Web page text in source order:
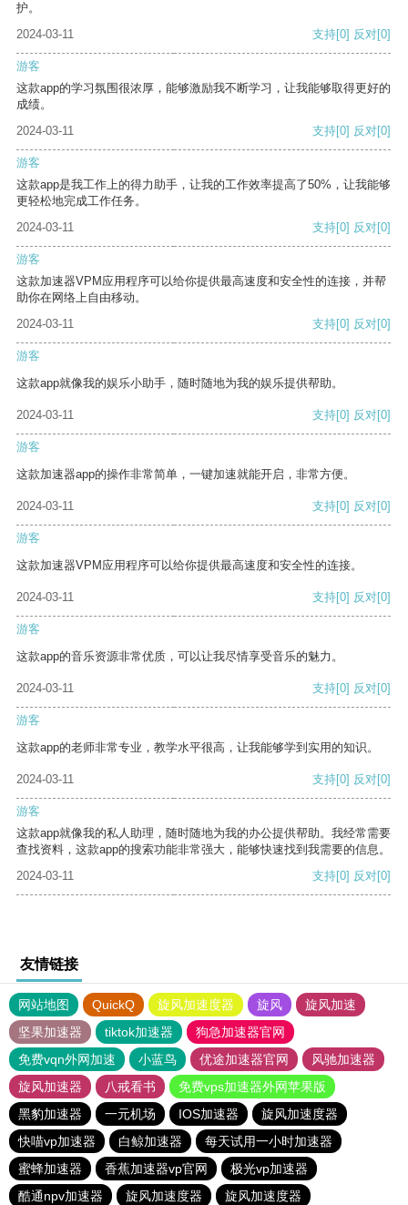
护。
2024-03-11
支持[0] 反对[0]
游客
这款app的学习氛围很浓厚，能够激励我不断学习，让我能够取得更好的
成绩。
2024-03-11
支持[0] 反对[0]
游客
这款app是我工作上的得力助手，让我的工作效率提高了50%，让我能够
更轻松地完成工作任务。
2024-03-11
支持[0] 反对[0]
游客
这款加速器VPM应用程序可以给你提供最高速度和安全性的连接，并帮
助你在网络上自由移动。
2024-03-11
支持[0] 反对[0]
游客
这款app就像我的娱乐小助手，随时随地为我的娱乐提供帮助。
2024-03-11 支持[0] 反对[0]
游客
这款加速器app的操作非常简单，一键加速就能开启，非常方便。
2024-03-11 支持[0] 反对[0]
游客
这款加速器VPM应用程序可以给你提供最高速度和安全性的连接。
2024-03-11 支持[0] 反对[0]
游客
这款app的音乐资源非常优质，可以让我尽情享受音乐的魅力。
2024-03-11 支持[0] 反对[0]
游客
这款app的老师非常专业，教学水平很高，让我能够学到实用的知识。
2024-03-11 支持[0] 反对[0]
游客
这款app就像我的私人助理，随时随地为我的办公提供帮助。我经常需要
查找资料，这款app的搜索功能非常强大，能够快速找到我需要的信息。
2024-03-11
支持[0] 反对[0]
友情链接
网站地图 QuickQ 旋风加速度器 旋风
旋风加速
坚果加速器
tiktok加速器
狗急加速器官网
免费vqn外网加速
小蓝鸟 优途加速器官网
风驰加速器
旋风加速器
八戒看书
免费vps加速器外网苹果版
黑豹加速器
一元机场 IOS加速器
旋风加速度器
快喵vp加速器
白鲸加速器
每天试用一小时加速器
蜜蜂加速器
香蕉加速器vp官网
极光vp加速器
酷通npv加速器
旋风加速度器 旋风加速度器